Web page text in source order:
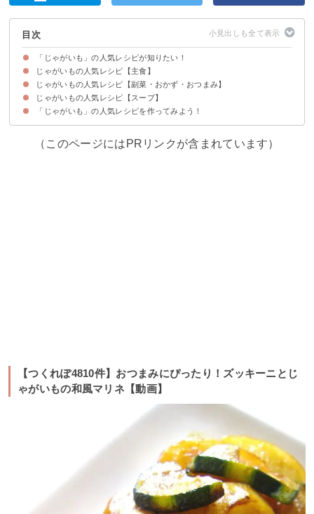
目次
「じゃがいも」の人気レシピが知りたい！
じゃがいもの人気レシピ【主食】
【つくれぽ2728件】お家で本格スープカレー【動画】
【つくれぽ1522件】子供も大好き！ミートソースグラタン【動画】
【つくれぽ1111件】暑い夏にぴったり！夏野菜カレー
【つくれぽ2166件】餃子の皮でチーズたっぷり本格ラザニア【動画】
【つくれぽ6551件】じゃがいもを味わう簡単ポテトグラタン
【つくれぽ1025件】じゃがいものニョッキ
【つくれぽ1417件】バター風味ポテトグラタン
【つくれぽ2037件】チーズたっぷり！トマト鍋
じゃがいもの人気レシピ【副菜・おかず・おつまみ】
【つくれぽ2339件】お弁当におすすめ！じゃが丸コーン【動画】
【つくれぽ3272件】ヘルシー！おからのチキンナゲット
【つくれぽ2237件】カリカリ豚肉とじゃがいもの炒め物【動画】
【つくれぽ1399件】おやつにぴったり！ポテトパフ【動画】
【つくれぽ1913件】カリモチ食感！鶏むねポテト【動画】
【つくれぽ2255件】ヘルシー！じゃがいもとキャベツのチーズ焼き【動画】
【つくれぽ2255件】こっくり美味しい煮物じゃがいもと玉ねぎの甘辛煮【動
画】
【つくれぽ3413件】ビールのおつまみに！じゃがいも入りアスパラベーコン
【動画】
【つくれぽ1333件】簡単じゃがバター
【つくれぽ2454件】甘辛じゃが玉と豚ひき肉のマヨ焼き【動画】
【つくれぽ1610件】じゃがいもで簡単チンジャオロース
【つくれぽ2171件】じゃがいも入りスパニッシュオムレツ【動画】
【つくれぽ4924件】生クリームで本格コロッケ【動画】
【つくれぽ1803件】濃厚まったりマッシュポテト【動画】
【つくれぽ4810件】おつまみにぴったり！ズッキーニとじゃがいもの和風マ
リネ【動画】
【つくれぽ2189件】揚げずにヘルシーポテトチップス
【つくれぽ10000超！】大人気レシピ！ポテトサラダ【動画】
【つくれぽ2647件】フライパンで！鮭のちゃんちゃん焼き【動画】
【つくれぽ10000件超！】煮物の定番！黄金比率でつくる肉じゃが【動画】
【つくれぽ1969件】常備薬におすすめ！新じゃがの味噌炒め【動画】
【つくれぽ3475件】お酒のおつまみにぴったり！簡単シンプル！ポテトサラ
ダ【動画】
【つくれぽ4852件】甘辛鳥ももとじゃがいもの照り焼き【動画】
【つくれぽ2479件】絶品！ポークピンズ【動画】
【つくれぽ2589件】みんな大好き！サクサクコロッケ【動画】
【つくれぽ2399件】とろり餡が美味しいじゃがいものそぼろ煮【動画】
【つくれぽ1419件】いかとじゃがいものガリバタ風味【動画】
【つくれぽ1245件】揚げずにヘルシー！フライドポテト
【つくれぽ1802件】家で手作り！ハッシュドポテト
【つくれぽ1932件】じゃがいもと塩昆布のマヨネーズサラダ【動画】
【つくれぽ4779件】混ぜて焼くだけ簡単チーズ入り芋餅【動画】
【つくれぽ7098件】ビールのおつまみに！時短で簡単ジャーマンポテト【動
画】
【つくれぽ1235件】青のり香るのり塩ポテト【動画】
【つくれぽ10000件超！】大人気！テリヤキポテト【動画】
【つくれぽ3280件】じゃがいもとしめじのこっくりマヨネーズ炒め【動画】
【つくれぽ1242件】簡単じゃがいものオイスター炒め
【つくれぽ1430件】付け合わせにおすすめ！じゃがいものミルク煮
【つくれぽ3803件】じゃがいもと挽き肉のオープン焼き
【つくれぽ1181件】昔ながらの煮物甘辛新じゃがの煮ころがし
【つくれぽ3284件】手作りサクサクフライドポテト【動画】
【つくれぽ1205件】黄金比で作るシンプルな芋餅【動画】
【つくれぽ2556件】じゃがいも消費におすすめガレット【動画】
【つくれぽ1651件】モッチリ食感！じゃがいもチヂミ
【つくれぽ2846件】あっさり煮物塩味肉じゃが【動画】
【つくれぽ1839件】スパイス香るじゃがいものガレット【動画】
【つくれぽ3778件】止まらない！コンソメチーズポテト【動画】
【つくれぽ1607件】じゃがいものもっちりチヂミ【動画】
【つくれぽ2424件】カリモチ食感ハッシュドポテト【動画】
【つくれぽ2848件】しょうゆが香るじゃがいもの炒め物
【つくれぽ2889件】とろとろじゃがいもとサーモンのオーブン焼き【動画】
【つくれぽ3449件】お酒が進む！ジャーマンポテト【動画】
【つくれぽ6184件】旨味たっぷり！鮭とじゃがいもの塩バター【動画】
【つくれぽ4356件】モチトロ！チーズじゃがもち
【つくれぽ4713件】じゃがいも消費にコンソメポテト【動画】
【つくれぽ2911件】揚げずにヘルシー！スコップコロッケ【動画】
じゃがいもの人気レシピ【スープ】
【つくれぽ9631件】ルウ不使用！クリームシチュー【動画】
【つくれぽ6525件】朝食にもおすすめミネストローネ【動画】
【つくれぽ1122件】体温まるじゃがいもスープ【動画】
【つくれぽ7834件】ゴロゴロじゃがいものポトフ
【つくれぽ2059件】こっくり美味しい！クラムチャウダー
【つくれぽ1414件】和風！味噌ミルクスープ
【つくれぽ1712件】ヘルシーで美味しいビシソワーズ
【つくれぽ4180件】じゃがいもゴロゴロビーフシチュー
「じゃがいも」の人気レシピを作ってみよう！
（このページにはPRリンクが含まれています）
【つくれぽ4810件】おつまみにぴったり！ズッキーニとじ
ゃがいもの和風マリネ【動画】